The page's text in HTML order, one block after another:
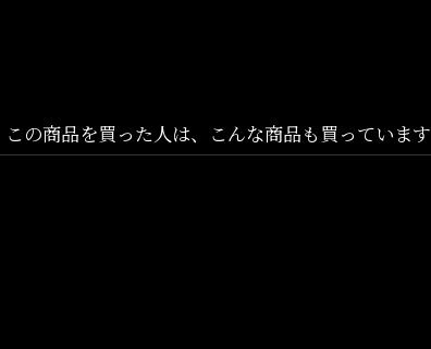
この商品を買った人は、こんな商品も買っています